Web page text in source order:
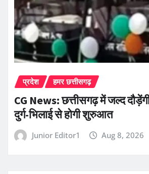
प्रदेश हमर छत्तीसगढ़
CG News: छत्तीसगढ़ में जल्द
दुर्ग-भिलाई से होगी शुरुआत
Junior Editor1 Aug 8, 2026